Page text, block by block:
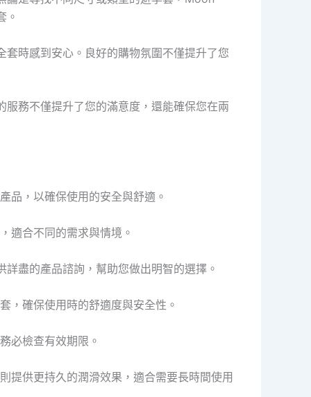
。
時感到安心。良好的購物氛圍不僅提升了您
務不僅提升了您的滿意度，還能確保您在兩
品，以確保使用的安全與舒適。
適合不同的需求與情境。
盡的產品諮詢，幫助您做出明智的選擇。
，確保使用時的舒適度與安全性。
必檢查有效期限。
提供更持久的潤滑效果，適合需要長時間使用